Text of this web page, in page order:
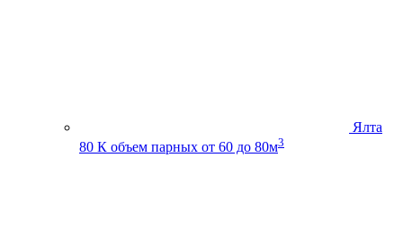
Ялта
80 К объем парных от 60 до 80м3